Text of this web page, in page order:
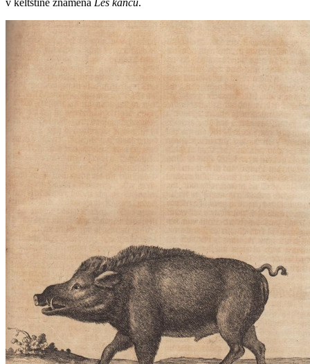
v keltštině znamená Les kanců.